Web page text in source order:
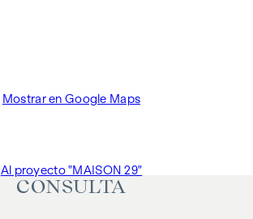
Mostrar en Google Maps
Al proyecto "MAISON 29"
CONSULTA